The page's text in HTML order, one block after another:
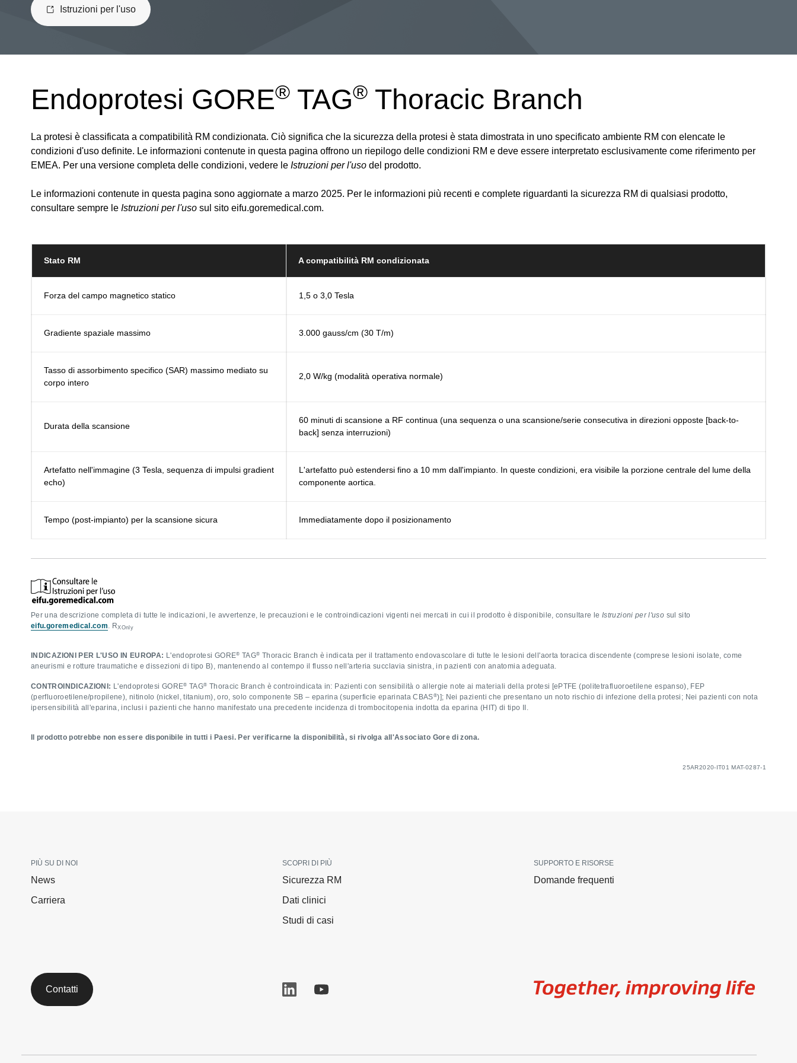
Istruzioni per l'uso
Endoprotesi GORE® TAG® Thoracic Branch
La protesi è classificata a compatibilità RM condizionata. Ciò significa che la sicurezza della protesi è stata dimostrata in uno specificato ambiente RM con elencate le
condizioni d'uso definite. Le informazioni contenute in questa pagina offrono un riepilogo delle condizioni RM e deve essere interpretato esclusivamente come riferimento per
EMEA. Per una versione completa delle condizioni, vedere le Istruzioni per l'uso del prodotto.
Le informazioni contenute in questa pagina sono aggiornate a marzo 2025. Per le informazioni più recenti e complete riguardanti la sicurezza RM di qualsiasi prodotto,
consultare sempre le Istruzioni per l'uso sul sito eifu.goremedical.com.
Stato RM A compatibilità RM condizionata
Forza del campo magnetico statico 1,5 o 3,0 Tesla
Gradiente spaziale massimo 3.000 gauss/cm (30 T/m)
Tasso di assorbimento specifico (SAR) massimo mediato su
corpo intero
2,0 W/kg (modalità operativa normale)
Durata della scansione
60 minuti di scansione a RF continua (una sequenza o una scansione/serie consecutiva in direzioni opposte [back-to-
back] senza interruzioni)
Artefatto nell'immagine (3 Tesla, sequenza di impulsi gradient
echo)
L'artefatto può estendersi fino a 10 mm dall'impianto. In queste condizioni, era visibile la porzione centrale del lume della
componente aortica.
Tempo (post-impianto) per la scansione sicura Immediatamente dopo il posizionamento
Per una descrizione completa di tutte le indicazioni, le avvertenze, le precauzioni e le controindicazioni vigenti nei mercati in cui il prodotto è disponibile, consultare leIstruzioni per l'uso sul sito
eifu.goremedical.com. RXOnly
INDICAZIONI PER L'USO IN EUROPA: L'endoprotesi GORE® TAG® Thoracic Branch è indicata per il trattamento endovascolare di tutte le lesioni dell'aorta toracica discendente (comprese lesioni isolate, come
aneurismi e rotture traumatiche e dissezioni di tipo B), mantenendo al contempo il flusso nell'arteria succlavia sinistra, in pazienti con anatomia adeguata.
CONTROINDICAZIONI: L'endoprotesi GORE® TAG® Thoracic Branch è controindicata in: Pazienti con sensibilità o allergie note ai materiali della protesi [ePTFE (politetrafluoroetilene espanso), FEP
(perfluoroetilene/propilene), nitinolo (nickel, titanium), oro, solo componente SB – eparina (superficie eparinata CBAS®)]; Nei pazienti che presentano un noto rischio di infezione della protesi; Nei pazienti con nota
ipersensibilità all'eparina, inclusi i pazienti che hanno manifestato una precedente incidenza di trombocitopenia indotta da eparina (HIT) di tipo II.
Il prodotto potrebbe non essere disponibile in tutti i Paesi. Per verificarne la disponibilità, si rivolga all'Associato Gore di zona.
25AR2020-IT01 MAT-0287-1
PIÙ SU DI NOI
News
Carriera
SCOPRI DI PIÙ
Sicurezza RM
Dati clinici
Studi di casi
SUPPORTO E RISORSE
Domande frequenti
Contatti Image